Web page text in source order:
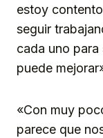
estoy
seguir
cada uno
puede
«Con muy
parece que